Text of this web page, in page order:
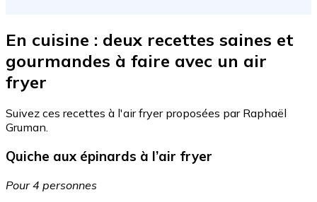
En cuisine : deux recettes saines et
gourmandes à faire avec un air
fryer
Suivez ces recettes à l'air fryer proposées par Raphaël
Gruman.
Quiche aux épinards à l’air fryer
Pour 4 personnes